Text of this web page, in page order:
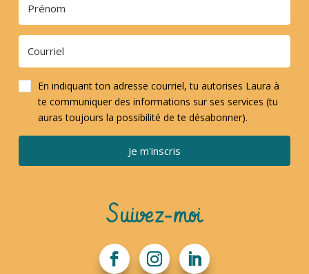
En indiquant ton adresse courriel, tu autorises Laura à
te communiquer des informations sur ses services (tu
auras toujours la possibilité de te désabonner).
Je m'inscris
Suivez-moi